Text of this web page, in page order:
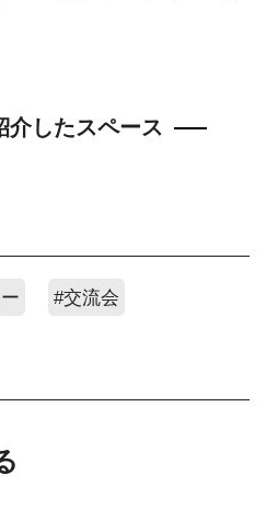
介したスペース
#交流会